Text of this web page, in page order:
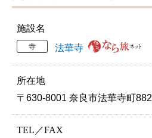
施設名
寺 法華寺
所在地
〒630-8001 奈良市法華寺町882
TEL／FAX